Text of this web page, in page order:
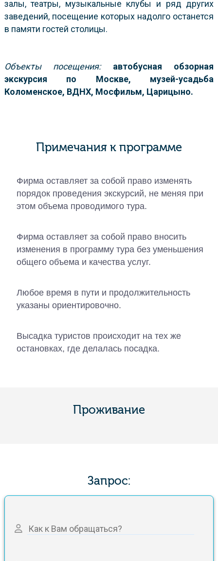
залы, театры, музыкальные клубы и ряд других
заведений, посещение которых надолго останется
в памяти гостей столицы.
Объекты посещения:автобусная обзорная
экскурсия по Москве, музей-усадьба
Коломенское, ВДНХ, Мосфильм, Царицыно.
Примечания к программе
Фирма оставляет за собой право изменять
порядок проведения экскурсий, не меняя при
этом объема проводимого тура.
Фирма оставляет за собой право вносить
изменения в программу тура без уменьшения
общего объема и качества услуг.
Любое время в пути и продолжительность
указаны ориентировочно.
Высадка туристов происходит на тех же
остановках, где делалась посадка.
Проживание
Запрос: